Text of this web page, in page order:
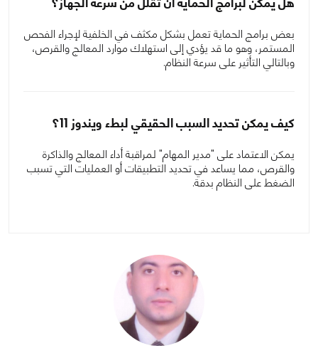
بعض برامج الحماية تعمل بشكل مكثف في الخلفية لإجراء الفحص
المستمر، وهو ما قد يؤدي إلى استهلاك موارد المعالج والقرص،
وبالتالي التأثير على سرعة النظام.
كيف يمكن تحديد السبب الحقيقي لبطء ويندوز 11؟
يمكن الاعتماد على "مدير المهام" لمراقبة أداء المعالج والذاكرة
والقرص، مما يساعد في تحديد التطبيقات أو العمليات التي تسبب
الضغط على النظام بدقة.